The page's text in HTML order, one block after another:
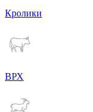
Кролики
ВРХ